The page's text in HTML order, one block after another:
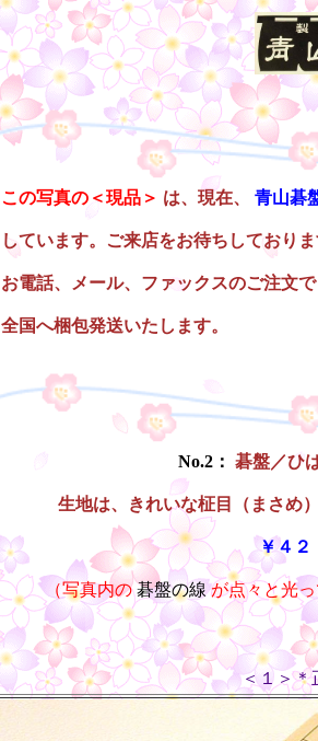
この写真の＜現品＞ は、現在、 青山碁
しています。ご来店をお待ちしており
お電話、メール、ファックスのご注文
全国へ梱包発送いたします。
No.2： 碁盤／ひ
生地は、きれいな柾目（まさめ
￥４２
（写真内の 碁盤の線 が点々と光
＜１＞＊